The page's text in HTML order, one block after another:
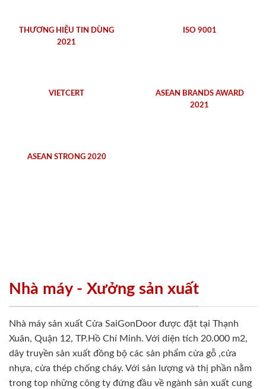
THƯƠNG HIỆU TIN DÙNG
2021
ISO 9001
VIETCERT
ASEAN BRANDS AWARD
2021
ASEAN STRONG 2020
Nhà máy - Xưởng sản xuất
Nhà máy sản xuất Cửa SaiGonDoor được đặt tại Thạnh
Xuân, Quận 12, TP.Hồ Chí Minh. Với diện tích 20.000 m2,
dây truyền sản xuất đồng bộ các sản phẩm cửa gỗ ,cửa
nhựa, cửa thép chống cháy. Với sản lượng và thị phần nằm
trong top những công ty đứng đầu về ngành sản xuất cung